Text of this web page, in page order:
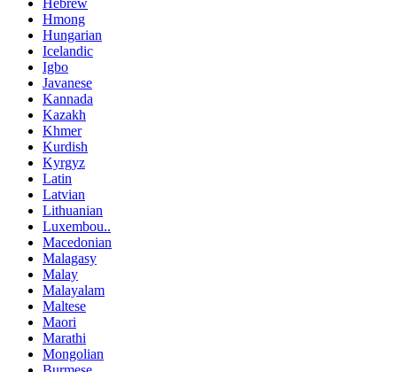
Hmong
Hungarian
Icelandic
Igbo
Javanese
Kannada
Kazakh
Khmer
Kurdish
Kyrgyz
Latin
Latvian
Lithuanian
Luxembou..
Macedonian
Malagasy
Malay
Malayalam
Maltese
Maori
Marathi
Mongolian